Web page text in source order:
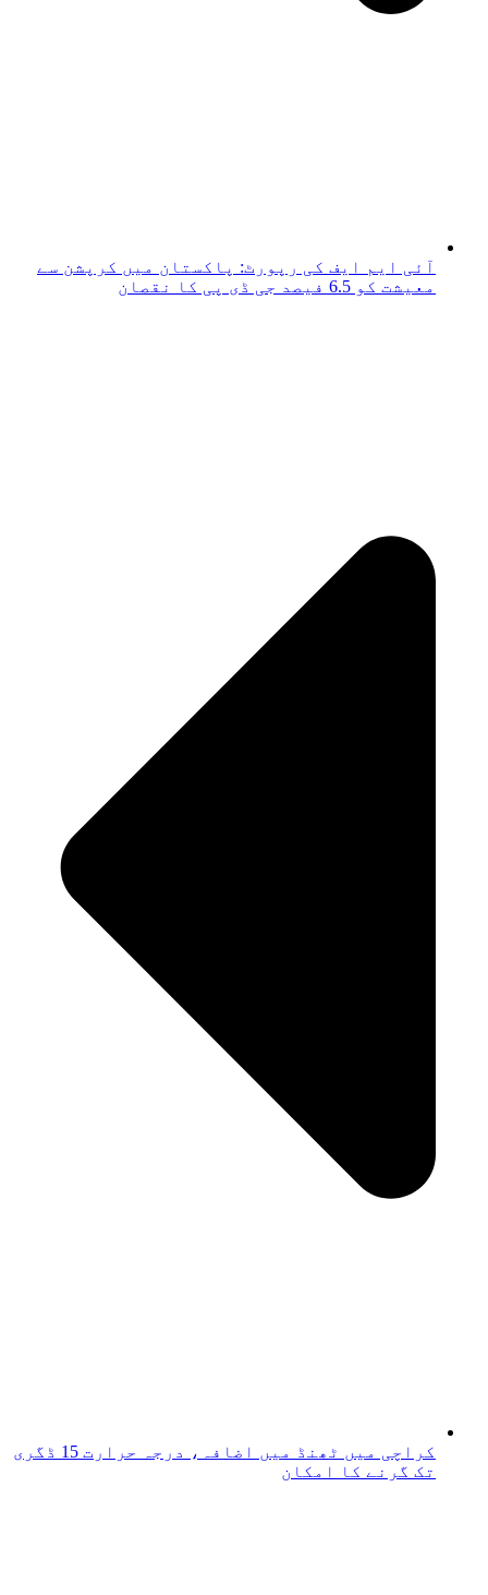
آئی ایم ایف کی رپورٹ: پاکستان میں کرپشن سے
معیشت کو 6.5 فیصد جی ڈی پی کا نقصان
کراچی میں ٹھنڈ میں اضافہ، درجہ حرارت 15 ڈگری
تک گرنے کا امکان